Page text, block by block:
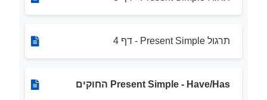
תרגול Present Simple - דף 4
Present Simple - Have/Has החוקים